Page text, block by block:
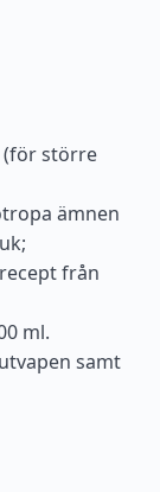
(för större
ämnen
från
ml.
samt